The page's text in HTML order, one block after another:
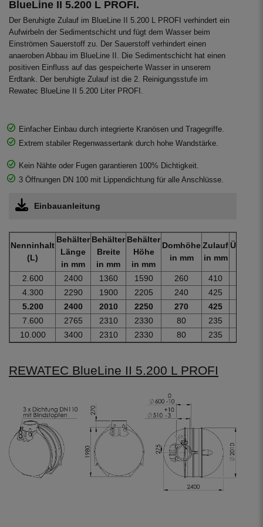
BlueLine II 5.200 L PROFI.
Der Beruhigte Zulauf im BlueLine II 5.200 L PROFI verhindert ein
Aufwirbeln der Sedimentschicht und fügt dem Wasser beim
Einströmen Sauerstoff zu. Der Sauerstoff verhindert einen
anaeroben Abbau im BlueLine II. Die Sedimentschicht hat einen
positiven Einfluss auf das gespeicherte Wasser in unserem
Erdtank. Der beruhigte Zulauf ist die 2. Reinigungsstufe im
Rewatec BlueLine II 5.200 Liter PROFI.
Einfacher Einbau durch integrierte Kranösen und Tragegriffe.
Extrem stabiler Regenwassertank durch hohe Wandstärke.
Kein Nähte oder Fugen garantieren 100% Dichtigkeit.
3 Öffnungen DN 100 mit Lippendichtung für alle Anschlüsse.
Einbauanleitung
Nenninhalt
(L)
Behälter
Länge
in mm
Behälter
Breite
in mm
Behälter
Höhe
in mm
Domhöhe
in mm
Zulauf
in mm
2.600 2400 1360 1590 260 410
4.300
2290 1900 2205 240 425
5.200
2400 2010 2250 270 425
7.600
2765 2310 2330 80 235
10.000
3400 2310 2330 80 235
REWATEC BlueLine II 5.200 L PROFI